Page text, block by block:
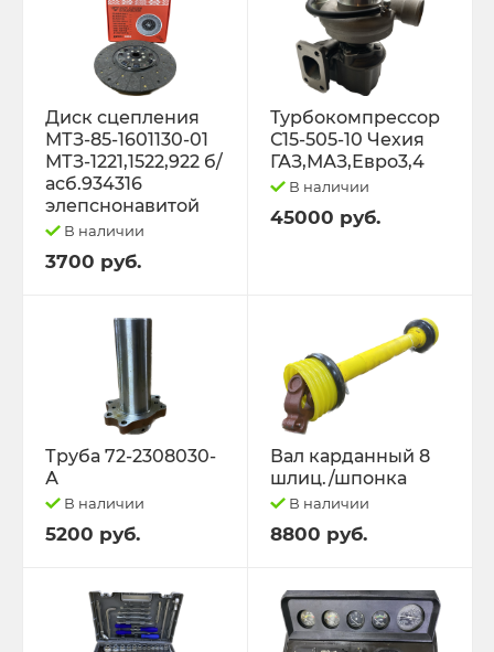
Диск сцепления
МТЗ-85-1601130-01
МТЗ-1221,1522,922 б/
асб.934316
элепснонавитой
В наличии
3700 руб.
Турбокомпрессор
С15-505-10 Чехия
ГАЗ,МАЗ,Евро3,4
В наличии
45000 руб.
Труба 72-2308030-
А
В наличии
5200 руб.
Вал карданный 8
шлиц./шпонка
В наличии
8800 руб.